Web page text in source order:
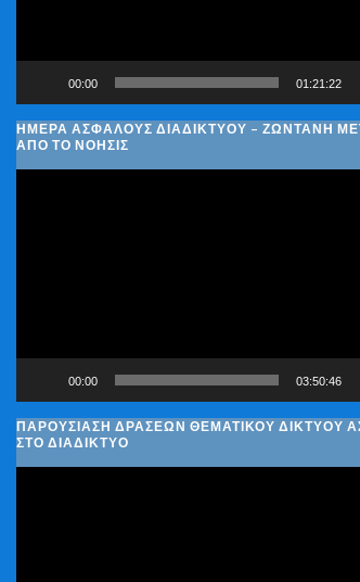
00:00 01:21:22
ΗΜΈΡΑ ΑΣΦΑΛΟΎΣ ΔΙΑΔΙΚΤΎΟΥ – ΖΩΝΤΑΝΉ
ΑΠΌ ΤΟ ΝΟΗΣΙΣ
00:00 03:50:46
ΠΑΡΟΥΣΊΑΣΗ ΔΡΆΣΕΩΝ ΘΕΜΑΤΙΚΟΎ ΔΙΚΤΎΟΥ
ΣΤΟ ΔΙΑΔΊΚΤΥΟ